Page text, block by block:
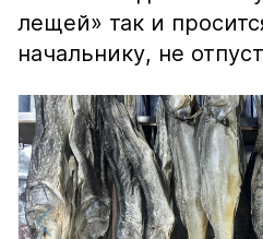
лещей» так и
начальнику, не